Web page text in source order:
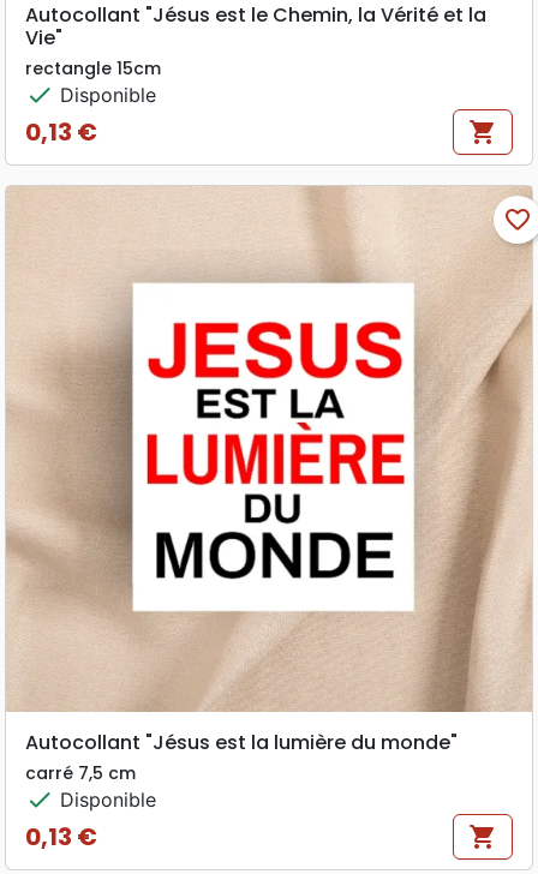
Autocollant "Jésus est le Chemin, la Vérité et la
Vie"
rectangle 15cm
check Disponible
Prix
0,13 € shopping_cart
favorite_border
Autocollant "Jésus est la lumière du monde"
carré 7,5 cm
check Disponible
Prix
0,13 € shopping_cart